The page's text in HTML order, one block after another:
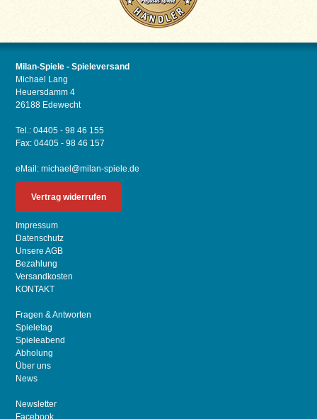
Milan-Spiele - Spieleversand
Michael Lang
Heuersdamm 4
26188 Edewecht
Tel.: 04405 - 98 46 155
Fax: 04405 - 98 46 157
eMail:michael@milan-spiele.de
Vertrag widerrufen
Impressum
Datenschutz
Unsere AGB
Bezahlung
Versandkosten
KONTAKT
Fragen & Antworten
Spieletag
Spieleabend
Abholung
Über uns
News
Newsletter